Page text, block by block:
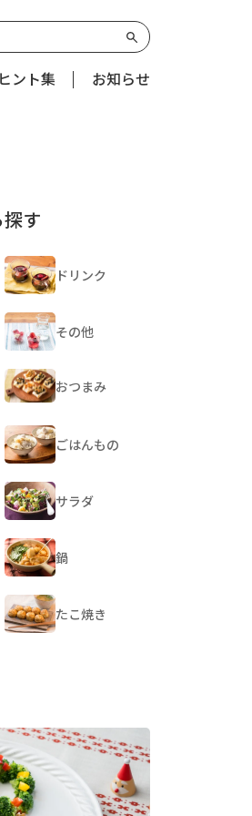
ント集 お知らせ
す
ドリンク
その他
おつまみ
ごはんもの
サラダ
鍋
たこ焼き